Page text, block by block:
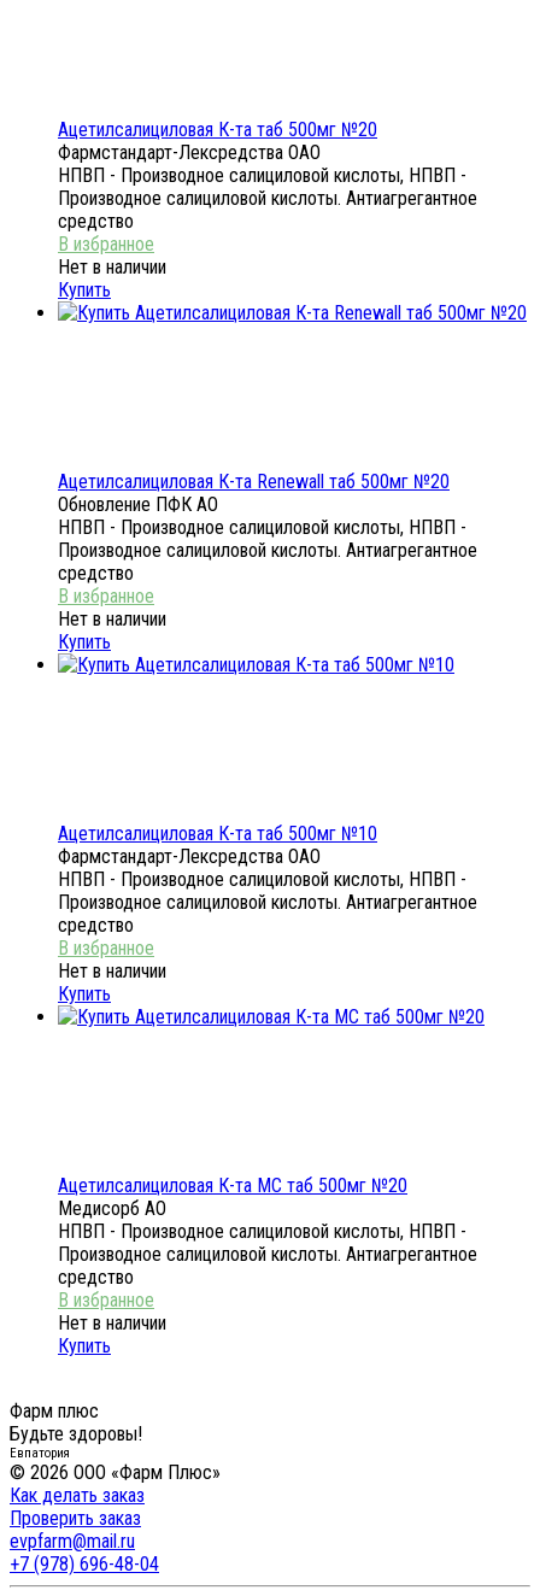
Ацетилсалициловая К-та таб 500мг №20
Фармстандарт-Лексредства ОАО
НПВП - Производное салициловой кислоты, НПВП -
Производное салициловой кислоты. Антиагрегантное
средство
Нет в наличии
Купить
Ацетилсалициловая К-та Renewall таб 500мг №20
Обновление ПФК АО
НПВП - Производное салициловой кислоты, НПВП -
Производное салициловой кислоты. Антиагрегантное
средство
Нет в наличии
Купить
Ацетилсалициловая К-та таб 500мг №10
Фармстандарт-Лексредства ОАО
НПВП - Производное салициловой кислоты, НПВП -
Производное салициловой кислоты. Антиагрегантное
средство
Нет в наличии
Купить
Ацетилсалициловая К-та МС таб 500мг №20
Медисорб АО
НПВП - Производное салициловой кислоты, НПВП -
Производное салициловой кислоты. Антиагрегантное
средство
Нет в наличии
Купить
Фарм плюс
Будьте здоровы!
Евпатория
© 2026 ООО «Фарм Плюс»
Как делать заказ
Проверить заказ
evpfarm@mail.ru
+7 (978) 696-48-04